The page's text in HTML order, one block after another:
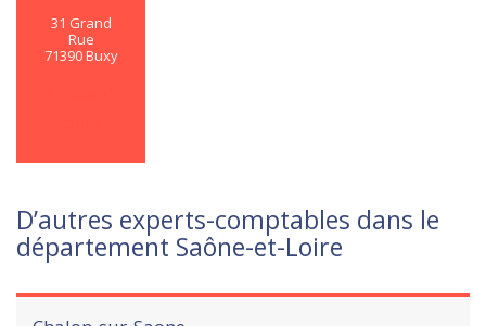
31 Grand
Rue
71390 Buxy
D’autres experts-comptables dans le
département Saône-et-Loire